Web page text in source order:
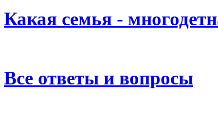
Какая семья -
Все ответы и вопросы